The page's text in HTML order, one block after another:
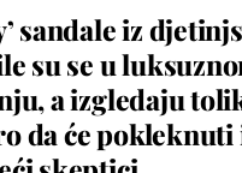
sandale iz
su se u
a izgledaju
da će pokleknuti